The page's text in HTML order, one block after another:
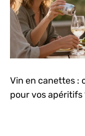
Vin en canettes :
pour vos apéritifs